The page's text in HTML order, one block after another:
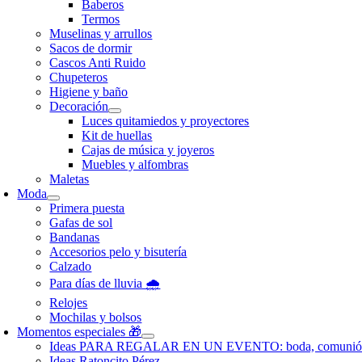
Baberos
Termos
Muselinas y arrullos
Sacos de dormir
Cascos Anti Ruido
Chupeteros
Higiene y baño
Decoración
Luces quitamiedos y proyectores
Kit de huellas
Cajas de música y joyeros
Muebles y alfombras
Maletas
Moda
Primera puesta
Gafas de sol
Bandanas
Accesorios pelo y bisutería
Calzado
Para días de lluvia 🌧️
Relojes
Mochilas y bolsos
Momentos especiales 🎁
Ideas PARA REGALAR EN UN EVENTO: boda,